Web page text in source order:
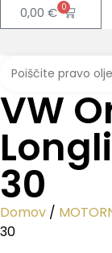
0,00 € 0
VW
30
Domov /
30